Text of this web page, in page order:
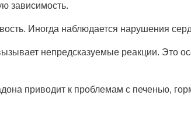
зависимость.
Иногда наблюдается нарушения
непредсказуемые реакции. Это
приводит к проблемам с печенью,